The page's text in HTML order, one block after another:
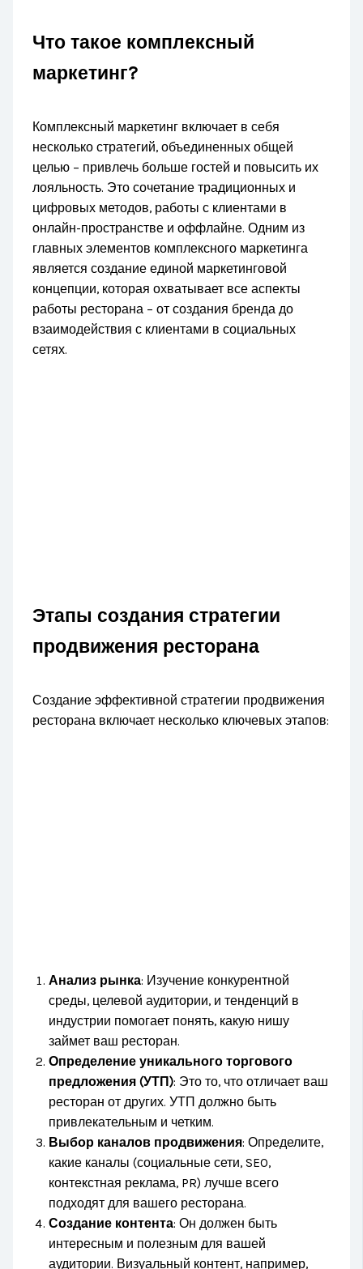
Что такое комплексный
маркетинг?
Комплексный маркетинг включает в себя
несколько стратегий, объединенных общей
целью – привлечь больше гостей и повысить их
лояльность. Это сочетание традиционных и
цифровых методов, работы с клиентами в
онлайн-пространстве и оффлайне. Одним из
главных элементов комплексного маркетинга
является создание единой маркетинговой
концепции, которая охватывает все аспекты
работы ресторана – от создания бренда до
взаимодействия с клиентами в социальных
сетях.
Этапы создания стратегии
продвижения ресторана
Создание эффективной стратегии продвижения
ресторана включает несколько ключевых этапов:
Анализ рынка: Изучение конкурентной
среды, целевой аудитории, и тенденций в
индустрии помогает понять, какую нишу
займет ваш ресторан.
Определение уникального торгового
предложения (УТП): Это то, что отличает ваш
ресторан от других. УТП должно быть
привлекательным и четким.
Выбор каналов продвижения: Определите,
какие каналы (социальные сети, SEO,
контекстная реклама, PR) лучше всего
подходят для вашего ресторана.
Создание контента: Он должен быть
интересным и полезным для вашей
аудитории. Визуальный контент, например,